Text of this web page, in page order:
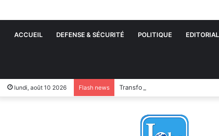
ACCUEIL DEFENSE & SÉCURITÉ POLITIQUE EDITORIAL
lundi, août 10 2026 Flash news Transformation numérique : le